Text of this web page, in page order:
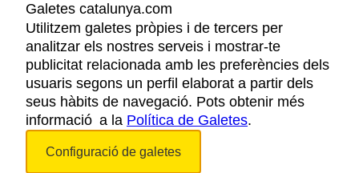
AVÍS LEGAL
POLÍTICA DE PRIVACITAT
COOKIES
ACCESSIBILITAT
Galetes catalunya.com
Utilitzem galetes pròpies i de tercers per
analitzar els nostres serveis i mostrar-te
publicitat relacionada amb les preferències dels
usuaris segons un perfil elaborat a partir dels
seus hàbits de navegació. Pots obtenir més
informació a la Política de Galetes.
Configuració de galetes